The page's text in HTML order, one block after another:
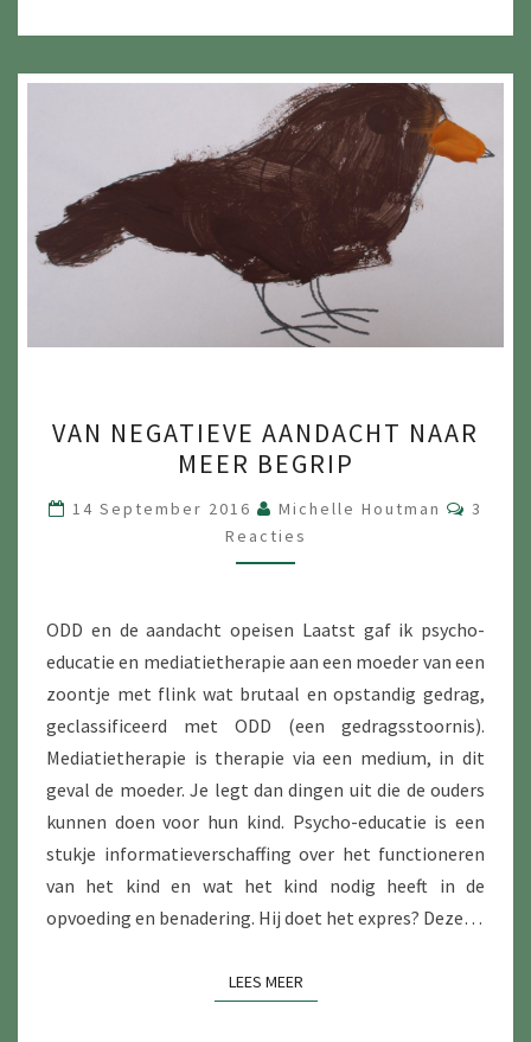
NEGATIEVE
AANDACHT
NAAR
MEER
BEGRIP
VAN NEGATIEVE AANDACHT NAAR
MEER BEGRIP
14 September 2016 Michelle Houtman
3
Reacties
ODD en de aandacht opeisen Laatst gaf ik psycho-
educatie en mediatietherapie aan een moeder van een
zoontje met flink wat brutaal en opstandig gedrag,
geclassificeerd met ODD (een gedragsstoornis).
Mediatietherapie is therapie via een medium, in dit
geval de moeder. Je legt dan dingen uit die de ouders
kunnen doen voor hun kind. Psycho-educatie is een
stukje informatieverschaffing over het functioneren
van het kind en wat het kind nodig heeft in de
opvoeding en benadering. Hij doet het expres? Deze…
LEES MEERLEES MEER